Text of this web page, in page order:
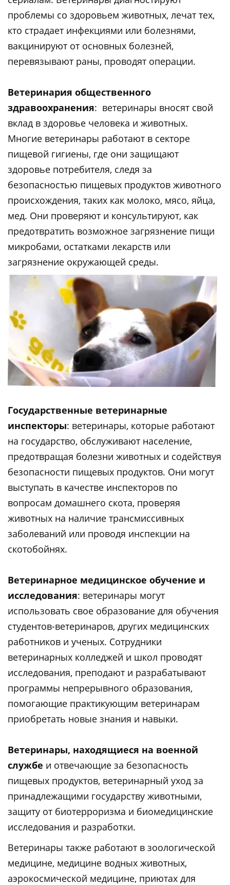
проблемы со здоровьем животных, лечат тех,
кто страдает инфекциями или болезнями,
вакцинируют от основных болезней,
перевязывают раны, проводят операции.
Ветеринария общественного
здравоохранения: ветеринары вносят свой
вклад в здоровье человека и животных.
Многие ветеринары работают в секторе
пищевой гигиены, где они защищают
здоровье потребителя, следя за
безопасностью пищевых продуктов животного
происхождения, таких как молоко, мясо, яйца,
мед. Они проверяют и консультируют, как
предотвратить возможное загрязнение пищи
микробами, остатками лекарств или
загрязнение окружающей среды.
Государственные ветеринарные
инспекторы: ветеринары, которые работают
на государство, обслуживают население,
предотвращая болезни животных и содействуя
безопасности пищевых продуктов. Они могут
выступать в качестве инспекторов по
вопросам домашнего скота, проверяя
животных на наличие трансмиссивных
заболеваний или проводя инспекции на
скотобойнях.
Ветеринарное медицинское обучение и
исследования: ветеринары могут
использовать свое образование для обучения
студентов-ветеринаров, других медицинских
работников и ученых. Сотрудники
ветеринарных колледжей и школ проводят
исследования, преподают и разрабатывают
программы непрерывного образования,
помогающие практикующим ветеринарам
приобретать новые знания и навыки.
Ветеринары, находящиеся на военной
службе и отвечающие за безопасность
пищевых продуктов, ветеринарный уход за
принадлежащими государству животными,
защиту от биотерроризма и биомедицинские
исследования и разработки.
Ветеринары также работают в зоологической
медицине, медицине водных животных,
аэрокосмической медицине, приютах для